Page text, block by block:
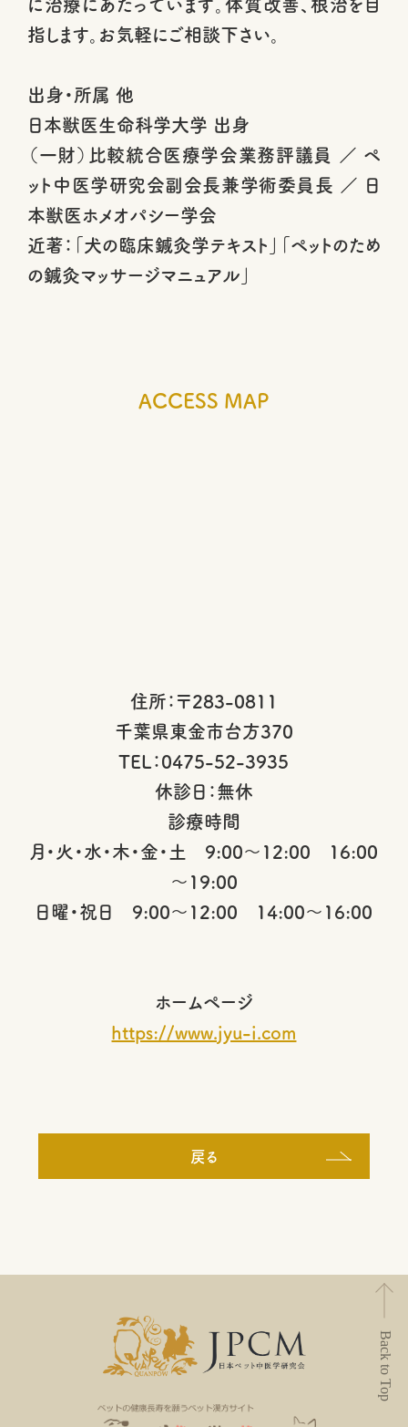
指します。お気軽にご相談下さい。
出身・所属 他
日本獣医生命科学大学 出身
（一財）比較統合医療学会業務評議員 ／ ペ
ット中医学研究会副会長兼学術委員長 ／ 日
本獣医ホメオパシー学会
近著：「犬の臨床鍼灸学テキスト」「ペットのため
の鍼灸マッサージマニュアル」
ACCESS MAP
住所：〒283-0811
千葉県東金市台方370
TEL：0475-52-3935
休診日：無休
診療時間
月・火・水・木・金・土 9:00～12:00 16:00
～19:00
日曜・祝日 9:00～12:00 14:00～16:00
ホームページ
https://www.jyu-i.com
戻る
Back to Top